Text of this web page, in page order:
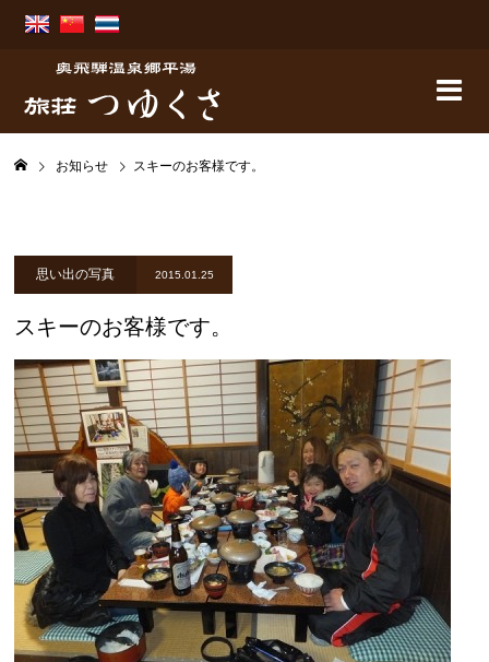
お知らせ スキーのお客様です。
思い出の写真 2015.01.25
スキーのお客様です。